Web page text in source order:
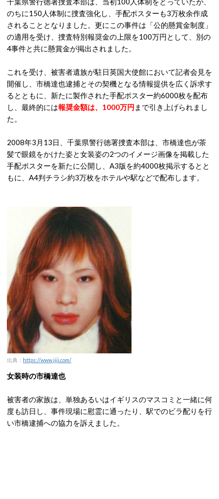
のちに150人体制に捜査強化し、手配ポスターも3万枚余作成
されることとなりました。更にこの事件は「公的懸賞金制度」
の適用を受け、捜査特別報奨金の上限を100万円として、別の
4事件と共に懸賞金が掲出されました。
これを受け、被害者遺族が駐日英国大使館において記者会見を
開催し、市橋達也逮捕とその契機となる情報提供を広く訴求す
るとともに、新たに製作された手配ポスター約6000枚を配布
し、最終的には報奨金額は、1000万円 まで引き上げられまし
た。
2008年3月13日、千葉県警行徳署捜査本部は、市橋達也が茶
髪で眼鏡をかけた姿と女装姿の2つのイメージ画像を掲載した
手配ポスターを新たに公開し、A3版を約4000枚掲示するとと
もに、A4判チラシ約3万枚をホテルや駅などで配布します。
出典： https://www.jiji.com/
女装時の市橋達也
被害者の家族は、単独あるいはイギリスのマスコミと一緒に何
度も訪日し、事件現場に慰霊に通ったり、駅でのビラ配りを行
い市橋逮捕への協力を訴えました。